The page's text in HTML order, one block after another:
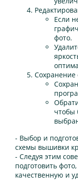
Если
фото.
Сохранение
чтобы
- Выбор и
схемы вышивки
- Следуя этим
подготовить
качественную и